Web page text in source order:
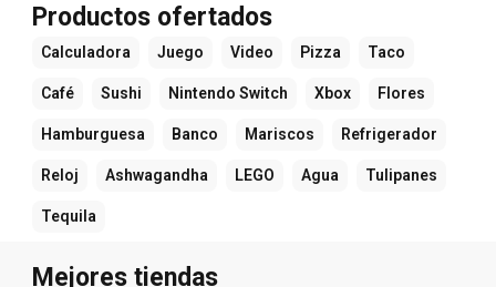
Productos ofertados
Calculadora Juego Video Pizza Taco
Café Sushi Nintendo Switch Xbox Flores
Hamburguesa Banco Mariscos Refrigerador
Reloj Ashwagandha LEGO Agua Tulipanes
Tequila
Mejores tiendas